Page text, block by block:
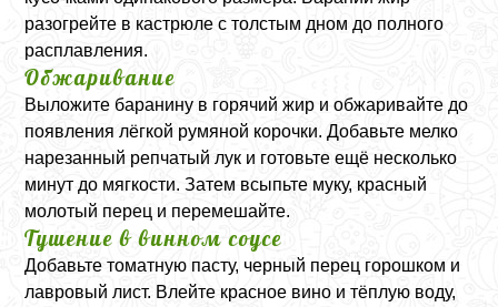
разогрейте в кастрюле с толстым дном до полного
расплавления.
Обжаривание
Выложите баранину в горячий жир и обжаривайте до
появления лёгкой румяной корочки. Добавьте мелко
нарезанный репчатый лук и готовьте ещё несколько
минут до мягкости. Затем всыпьте муку, красный
молотый перец и перемешайте.
Тушение в винном соусе
Добавьте томатную пасту, черный перец горошком и
лавровый лист. Влейте красное вино и тёплую воду,